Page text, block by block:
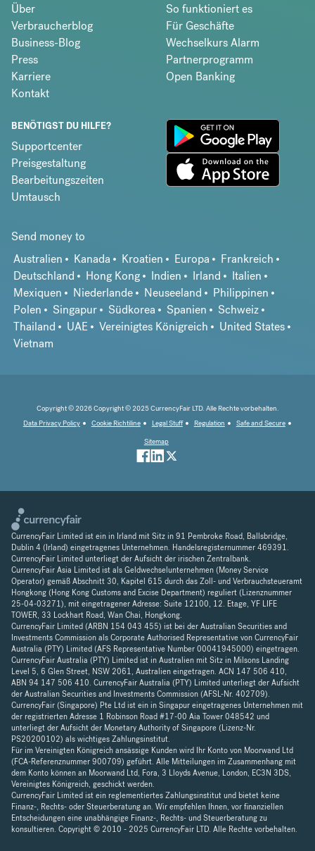
Über
Verbraucherblog
Business-Blog
Press
Karriere
Kontakt
So funktioniert es
Für Geschäfte
Wechselkurs Alarm
Partnerprogramm
Open Banking
BENÖTIGST DU HILFE?
Supportcenter
Preisgestaltung
Bearbeitungszeiten
Umtausch
Send money to
Australien
Kanada Kroatien Europa
Frankreich
Deutschland
Hong Kong Indien Irland
Italien
Mexiquen
Niederlande Neuseeland
Philippinen
Polen
Singapur Südkorea Spanien
Schweiz
Thailand
UAE Vereinigtes Königreich
United States
Vietnam
Copyright © 2026 Copyright © 2025 CurrencyFair LTD. Alle Rechte vorbehalten.
Data Privacy Policy
Cookie Richtiline Legal Stuff Regulation
Safe and Secure
Sitemap
CurrencyFair Limited ist ein in Irland mit Sitz in 91 Pembroke Road, Ballsbridge,
Dublin 4 (Irland) eingetragenes Unternehmen. Handelsregisternummer 469391.
CurrencyFair Limited unterliegt der Aufsicht der irischen Zentralbank.
CurrencyFair Asia Limited ist als Geldwechselunternehmen (Money Service
Operator) gemäß Abschnitt 30, Kapitel 615 durch das Zoll- und Verbrauchsteueramt
Hongkong (Hong Kong Customs and Excise Department) reguliert (Lizenznummer
25-04-03271), mit eingetragener Adresse: Suite 12100, 12. Etage, YF LIFE
TOWER, 33 Lockhart Road, Wan Chai, Hongkong.
CurrencyFair Limited (ARBN 154 043 455) ist bei der Australian Securities and
Investments Commission als Corporate Authorised Representative von CurrencyFair
Australia (PTY) Limited (AFS Representative Number 00041945000) eingetragen.
CurrencyFair Australia (PTY) Limited ist in Australien mit Sitz in Milsons Landing
Level 5, 6 Glen Street, NSW 2061, Australien eingetragen. ACN 147 506 410,
ABN 94 147 506 410. CurrencyFair Australia (PTY) Limited unterliegt der Aufsicht
der Australian Securities and Investments Commission (AFSL-Nr. 402709).
CurrencyFair (Singapore) Pte Ltd ist ein in Singapur eingetragenes Unternehmen mit
der registrierten Adresse 1 Robinson Road #17-00 Aia Tower 048542 und
unterliegt der Aufsicht der Monetary Authority of Singapore (Lizenz-Nr.
PS20200102) als wichtiges Zahlungsinstitut.
Für im Vereinigten Königreich ansässige Kunden wird Ihr Konto von Moorwand Ltd
(FCA-Referenznummer 900709) geführt. Alle Mitteilungen im Zusammenhang mit
dem Konto können an Moorwand Ltd, Fora, 3 Lloyds Avenue, London, EC3N 3DS,
Vereinigtes Königreich, geschickt werden.
CurrencyFair Limited ist ein reglementiertes Zahlungsinstitut und bietet keine
Finanz-, Rechts- oder Steuerberatung an. Wir empfehlen Ihnen, vor finanziellen
Entscheidungen eine unabhängige Finanz-, Rechts- und Steuerberatung zu
konsultieren. Copyright © 2010 - 2025 CurrencyFair LTD. Alle Rechte vorbehalten.